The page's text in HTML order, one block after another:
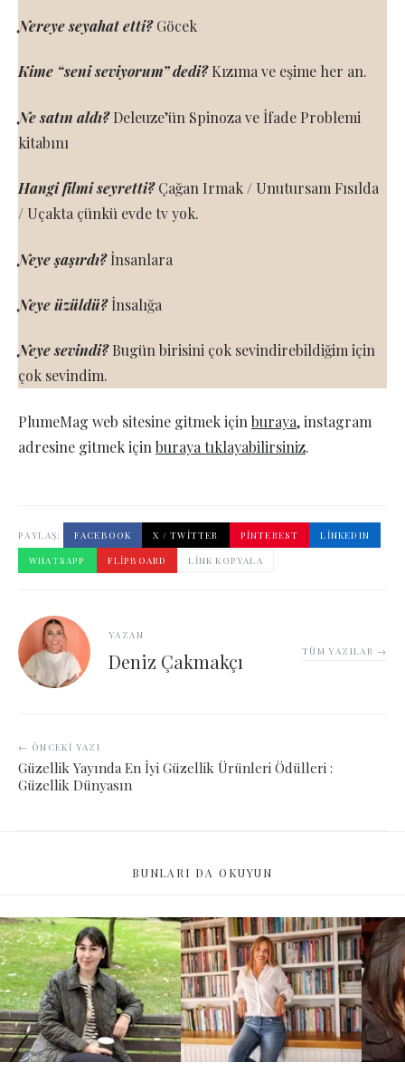
Nereye seyahat etti?Göcek
Kime “seni seviyorum” dedi?Kızıma ve eşime her an.
Ne satın aldı?Deleuze’ün Spinoza ve İfade Problemi
kitabını
Hangi filmi seyretti?Çağan Irmak / Unutursam Fısılda
/ Uçakta çünkü evde tv yok.
Neye şaşırdı?İnsanlara
Neye üzüldü?İnsalığa
Neye sevindi?Bugün birisini çok sevindirebildiğim için
çok sevindim.
PlumeMag web sitesine gitmek için buraya, instagram
adresine gitmek için buraya tıklayabilirsiniz.
PAYLAŞ: FACEBOOK X / TWITTER PINTEREST
LINKEDIN
WHATSAPP
FLIPBOARD LINK KOPYALA
YAZAN
Deniz Çakmakçı TÜM YAZILAR →
← ÖNCEKI YAZI
Güzellik Yayında En İyi Güzellik Ürünleri Ödülleri :
Güzellik Dünyasın
BUNLARI DA OKUYUN